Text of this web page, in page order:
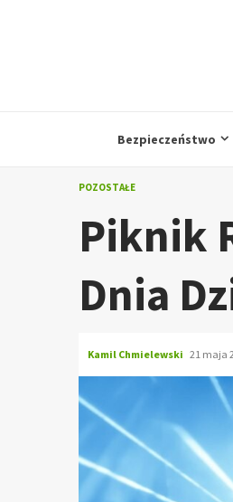
Bezpieczeństwo
POZOSTAŁE
Piknik
Dnia
Kamil Chmielewski 21 maja